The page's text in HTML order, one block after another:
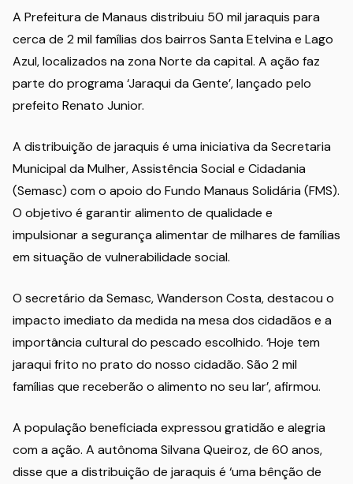
A Prefeitura de Manaus distribuiu 50 mil jaraquis para
cerca de 2 mil famílias dos bairros Santa Etelvina e Lago
Azul, localizados na zona Norte da capital. A ação faz
parte do programa ‘Jaraqui da Gente’, lançado pelo
prefeito Renato Junior.
A distribuição de jaraquis é uma iniciativa da Secretaria
Municipal da Mulher, Assistência Social e Cidadania
(Semasc) com o apoio do Fundo Manaus Solidária (FMS).
O objetivo é garantir alimento de qualidade e
impulsionar a segurança alimentar de milhares de famílias
em situação de vulnerabilidade social.
O secretário da Semasc, Wanderson Costa, destacou o
impacto imediato da medida na mesa dos cidadãos e a
importância cultural do pescado escolhido. ‘Hoje tem
jaraqui frito no prato do nosso cidadão. São 2 mil
famílias que receberão o alimento no seu lar’, afirmou.
A população beneficiada expressou gratidão e alegria
com a ação. A autônoma Silvana Queiroz, de 60 anos,
disse que a distribuição de jaraquis é ‘uma bênção de